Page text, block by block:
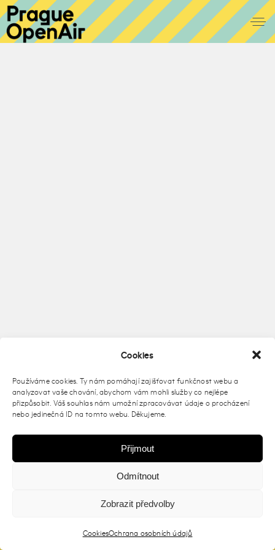
Cookies
Používáme cookies. Ty nám pomáhají zajišťovat funkčnost webu a
analyzovat vaše chování, abychom vám mohli služby co nejlépe
přizpůsobit. Váš souhlas nám umožní zpracovávat údaje o procházení
nebo jedinečná ID na tomto webu. Děkujeme.
Přijmout
Odmítnout
Zobrazit předvolby
CookiesOchrana osobních údajů